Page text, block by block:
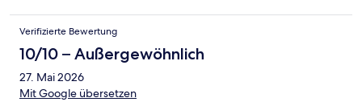
Verifizierte Bewertung
10/10 – Außergewöhnlich
27. Mai 2026
Mit Google übersetzen